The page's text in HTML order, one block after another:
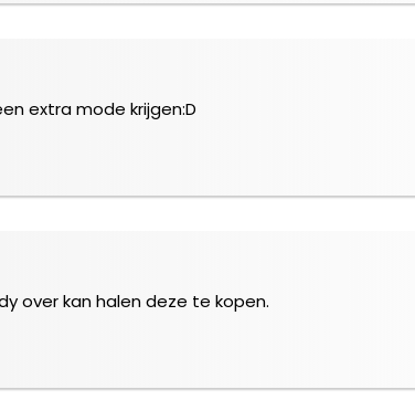
extra mode krijgen:D
over kan halen deze te kopen.